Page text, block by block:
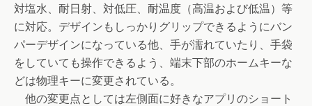
対塩水、耐日射、対低圧、耐温度（高温および低温）等
に対応。デザインもしっかりグリップできるようにバン
パーデザインになっている他、手が濡れていたり、手袋
をしていても操作できるよう、端末下部のホームキーな
どは物理キーに変更されている。
他の変更点としては左側面に好きなアプリのショート